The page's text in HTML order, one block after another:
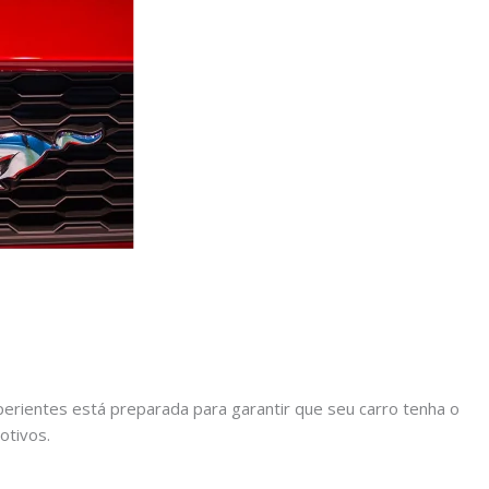
está preparada para garantir que seu carro tenha o